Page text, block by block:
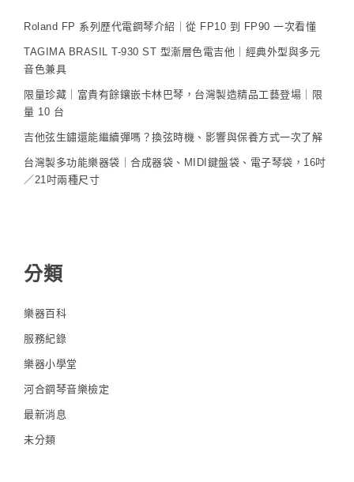
Roland FP 系列歷代電鋼琴介紹｜從 FP10 到 FP90 一次看懂
TAGIMA BRASIL T-930 ST 型漸層色電吉他｜經典外型與多元
音色兼具
限量珍藏｜富貴有餘鑲嵌卡林巴琴，台灣製造精品工藝登場｜限
量 10 台
吉他弦生鏽還能繼續彈嗎？換弦時機、影響與保養方式一次了解
台灣製多功能樂器袋｜合成器袋、MIDI鍵盤袋、電子琴袋，16吋
／21吋兩種尺寸
分類
樂器百科
服務紀錄
樂器小學堂
河合鋼琴音樂檢定
最新消息
未分類